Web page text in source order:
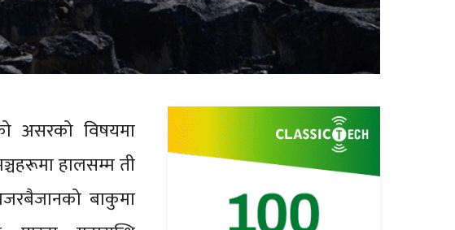
असरको विषयमा
हालसम्म ती
बाकुमा